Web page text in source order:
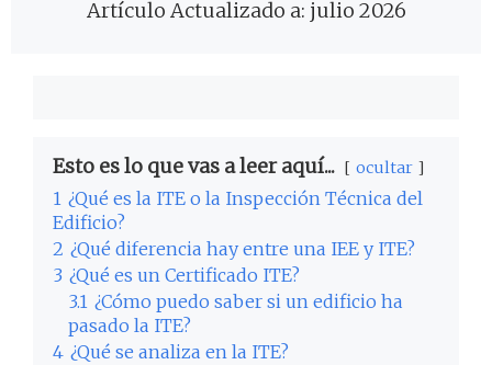
Artículo Actualizado a: julio 2026
Esto es lo que vas a leer aquí... ocultar
1 ¿Qué es la ITE o la Inspección Técnica del
Edificio?
2 ¿Qué diferencia hay entre una IEE y ITE?
3 ¿Qué es un Certificado ITE?
3.1 ¿Cómo puedo saber si un edificio ha
pasado la ITE?
4 ¿Qué se analiza en la ITE?